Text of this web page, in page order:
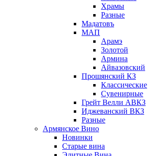
Храмы
Разные
Мадатовъ
МАП
Арамэ
Золотой
Армина
Айвазовский
Прошянский КЗ
Классические
Сувенирные
Грейт Велли АВКЗ
Иджеванский ВКЗ
Разные
Армянское Вино
Новинки
Старые вина